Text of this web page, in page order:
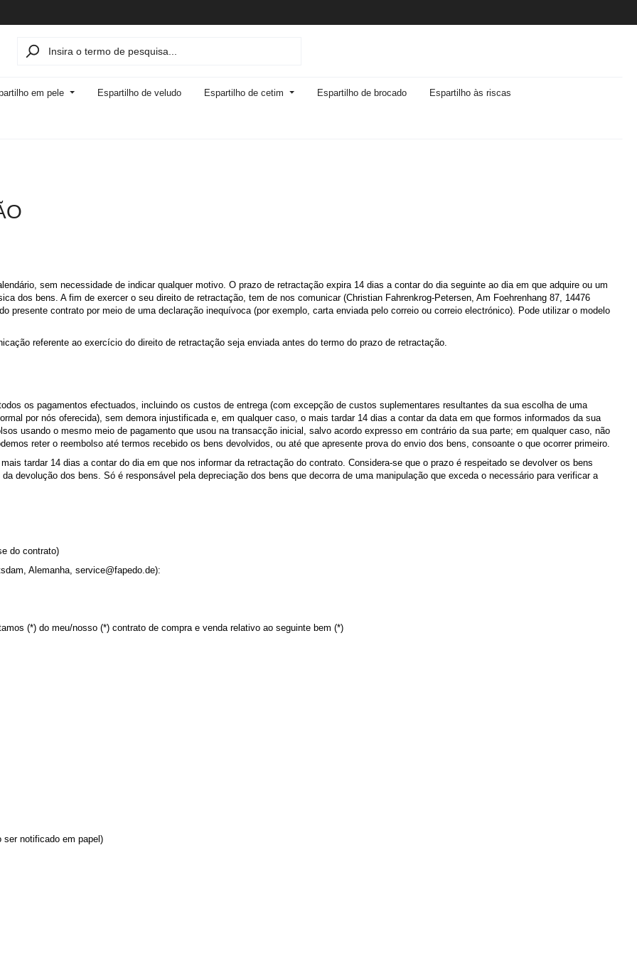
em pele Espartilho de veludo Espartilho de cetim Espartilho de brocado Espartilho às riscas
sem necessidade de indicar qualquer motivo. O prazo de retractação expira 14 dias a contar do dia seguinte ao dia em que adquire ou um
dos bens. A fim de exercer o seu direito de retractação, tem de nos comunicar (Christian Fahrenkrog-Petersen, Am Foehrenhang 87, 14476
presente contrato por meio de uma declaração inequívoca (por exemplo, carta enviada pelo correio ou correio electrónico). Pode utilizar o modelo
referente ao exercício do direito de retractação seja enviada antes do termo do prazo de retractação.
os pagamentos efectuados, incluindo os custos de entrega (com excepção de custos suplementares resultantes da sua escolha de uma
por nós oferecida), sem demora injustificada e, em qualquer caso, o mais tardar 14 dias a contar da data em que formos informados da sua
usando o mesmo meio de pagamento que usou na transacção inicial, salvo acordo expresso em contrário da sua parte; em qualquer caso, não
reter o reembolso até termos recebido os bens devolvidos, ou até que apresente prova do envio dos bens, consoante o que ocorrer primeiro.
tardar 14 dias a contar do dia em que nos informar da retractação do contrato. Considera-se que o prazo é respeitado se devolver os bens
devolução dos bens. Só é responsável pela depreciação dos bens que decorra de uma manipulação que exceda o necessário para verificar a
do contrato)
Alemanha, service@fapedo.de):
(*) do meu/nosso (*) contrato de compra e venda relativo ao seguinte bem (*)
notificado em papel)